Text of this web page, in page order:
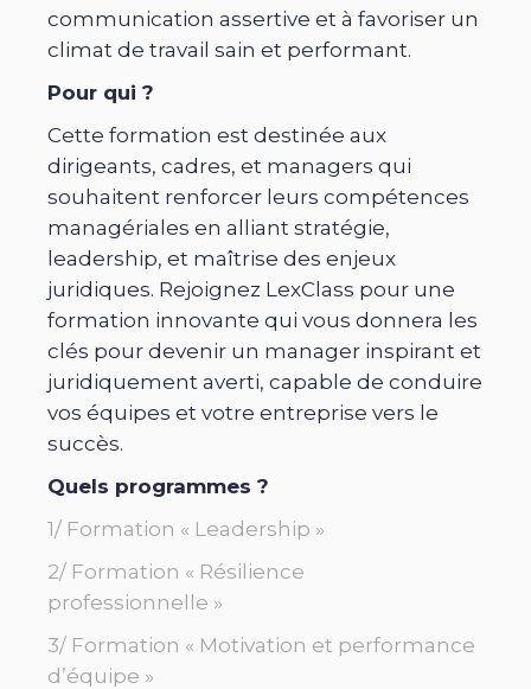
communication assertive et à favoriser un
climat de travail sain et performant.
Pour qui ?
Cette formation est destinée aux
dirigeants, cadres, et managers qui
souhaitent renforcer leurs compétences
managériales en alliant stratégie,
leadership, et maîtrise des enjeux
juridiques. Rejoignez LexClass pour une
formation innovante qui vous donnera les
clés pour devenir un manager inspirant et
juridiquement averti, capable de conduire
vos équipes et votre entreprise vers le
succès.
Quels programmes ?
1/ Formation « Leadership »
2/ Formation « Résilience
professionnelle »
3/ Formation « Motivation et performance
d’équipe »